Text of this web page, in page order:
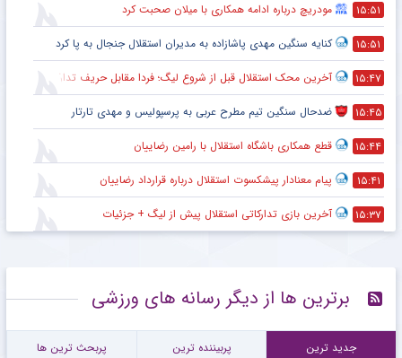
۱۵:۵۱ مودریچ درباره ادامه همکاری با میلان صحبت کرد
۱۵:۵۱ کنایه سنگین مهدی پاشازاده به مدیران استقلال جنجال به پا کرد
۱۵:۴۷ آخرین محک استقلال قبل از شروع لیگ؛ فردا مقابل حریف تدارکاتی
۱۵:۴۵ ضدحال سنگین تیم مطرح عربی به پرسپولیس و مهدی تارتار
۱۵:۴۴ قطع همکاری باشگاه استقلال با رامین رضاییان
۱۵:۴۱ پیام معنادار پیشکسوت استقلال درباره قرارداد رضاییان
۱۵:۳۷ آخرین بازی تدارکاتی استقلال پیش از لیگ + جزئیات
برترین ها از دیگر رسانه های ورزشی
جدید ترین پربیننده ترین پربحث ترین ها